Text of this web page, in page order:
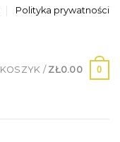
Polityka prywatności
KOSZYK / ZŁ0.00 0